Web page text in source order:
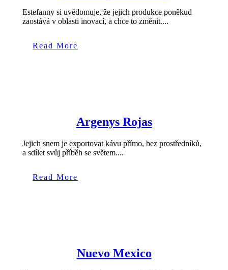
Estefanny si uvědomuje, že jejich produkce poněkud
zaostává v oblasti inovací, a chce to změnit....
Read More
Argenys Rojas
Jejich snem je exportovat kávu přímo, bez prostředníků,
a sdílet svůj příběh se světem....
Read More
Nuevo Mexico